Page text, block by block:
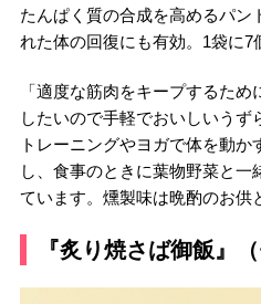
たんぱく質の合成を高めるパン
れた体の回復にも有効。1袋に7
「適度な筋肉をキープするた
したいので手軽でおいしいうず
トレーニングやヨガで体を動
し、食事のときに葉物野菜と一
ています。燻製味は晩酌のお供
『炙り焼さば御飯』